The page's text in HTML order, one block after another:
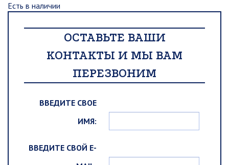
Есть в наличии
ОСТАВЬТЕ ВАШИ
КОНТАКТЫ И МЫ ВАМ
ПЕРЕЗВОНИМ
ВВЕДИТЕ СВОЕ
ИМЯ:
ВВЕДИТЕ СВОЙ E-